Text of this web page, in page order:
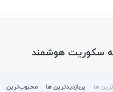
سکوریت هوشمند
ها پربازدیدترین ها محبوب‌‌ترین